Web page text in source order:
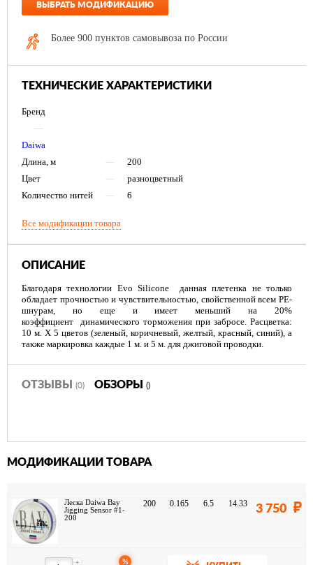
ВЫБРАТЬ МОДИФИКАЦИЮ
Более 900 пунктов самовывоза по России
ТЕХНИЧЕСКИЕ ХАРАКТЕРИСТИКИ
Бренд
—
Daiwa
Длина, м
—
200
Цвет
—
разноцветный
Количество нитей
— 6
Все модификации товара
ОПИСАНИЕ
Благодаря технологии Evo Silicone данная плетенка не только
обладает прочностью и чувствительностью, свойственной всем PE-
шнурам, но еще и имеет меньший на 20%
коэффициент динамического торможения при забросе. Расцветка:
10 м. Х 5 цветов (зеленый, коричневый, желтый, красный, синий), а
также маркировка каждые 1 м. и 5 м. для джиговой проводки.
ОТЗЫВЫ (0) ОБЗОРЫ ()
МОДИФИКАЦИИ ТОВАРА
Леска Daiwa Bay
Jigging Sensor #1-
200
200 0.165 6.5 14.33 3 750
+ %